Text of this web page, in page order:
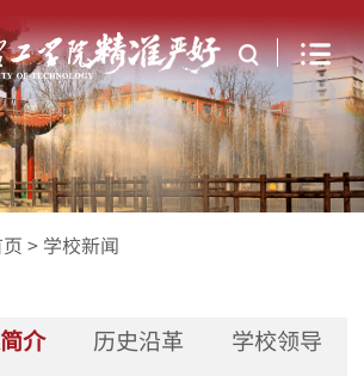
> 学校新闻
介 历史沿革 学校领导